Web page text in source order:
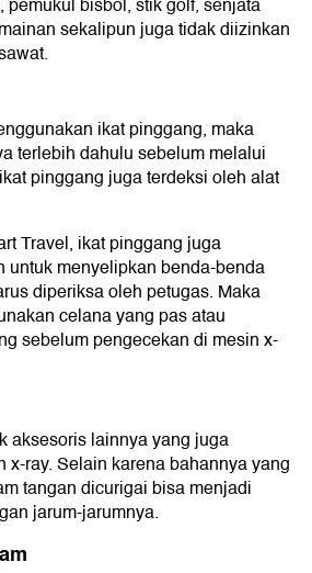
pemukul bisbol, stik golf, senjata
sekalipun juga tidak diizinkan
ikat pinggang, maka
terlebih dahulu sebelum melalui
pinggang juga terdeksi oleh alat
Travel, ikat pinggang juga
untuk menyelipkan benda-benda
diperiksa oleh petugas. Maka
celana yang pas atau
sebelum pengecekan di mesin x-
aksesoris lainnya yang juga
x-ray. Selain karena bahannya yang
tangan dicurigai bisa menjadi
jarum-jarumnya.